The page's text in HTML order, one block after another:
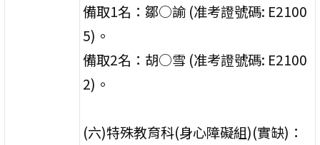
備取1名：鄒○諭 (准考證號碼: E2100
5)。
備取2名：胡○雪 (准考證號碼: E2100
2)。
(六)特殊教育科(身心障礙組)(實缺)：